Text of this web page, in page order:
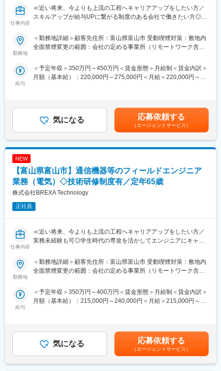
同業他社と比較をしても圧倒的なお取引社数を誇る当社。
当社独占のプロジェクトも多数あり、当社だからこそ挑戦できる
同業他社では希望する仕事があっても、会社の都合で挑戦できな
いという事も転職理由の1つです。
ザーが社内に働きかける事で希望する仕事への挑戦を後押ししま
す。
当社から配属の企業様については残業が多くなる企業様が少な
く、特別な取り組みをすることなく過度な残業が発生をしない状
況となっています。
また過度な残業は発生の場合は、案件担当の営業から法人顧客に
■スキルUPで給与もUP：
スキルを上げてより難易度の高いプロジェクトへ配属をされる事
で給与も上がる仕組みを取っています。
定性的な評価のみではなく、スキルを磨くことが給与UPに繋がる
エンジニアにとっては非常分かり易い制度です。
変更の範囲：会社の定める業務
仕事内容
≪近い将来、今よりも上流の工程へキャリアアップをしたい方／
スキルアップが給与UPに繋がる制度のある会社で働きたい方◎／
幅を広げたい方へ≫
せ致します。
【入社後まずお任せしたい業務】
・職場先輩に付いて業務フローを習得していただき、設備のハー
ドトラブル及びソフト修正等の改善業務に取り組んでいただきま
す。
一般工具
■当社だからこそ実現できるエンジニアとしての未来がある：
＜お取引社数3,900社＞
同業他社と比較をしても圧倒的なお取引社数を誇る当社。
当社独占のプロジェクトも多数あり、当社だからこそ挑戦できる
＜キャリアドック制度＞
同業他社では希望する仕事があっても、会社の都合で挑戦できな
ザーが社内に働きかける事で希望する仕事への挑戦を後押ししま
す。
す。
また過度な残業は発生の場合は、案件担当の営業から法人顧客に
対して、残業改善の是正対応も行っています。
勤務地
＜勤務地詳細＞顧客先住所：富山県富山市 受動喫煙対策：敷地内
全面禁煙変更の範囲：会社の定める事業所（リモートワーク含
給与
＜予定年収＞350万円～450万円＜賃金形態＞月給制＜賃金内訳＞
月額（基本給）：220,000円～275,000円＜月給＞220,000円～
年目 年収440～460万円8年目 年収550～570万円20年目 年
収1000万円超※金額はあくまでも目安です。賃金はあくまでも目
安の金額であり、選考を通じて上下する可能性があります。月給
(月額)は固定手当を含めた表記です。
気になる 応募依頼する
（エージェントサービス）
NEW
【富山県富山市】通信機器等のフィールドエンジニア
業務（電気）◇技術研修制度有／定年65歳
株式会社BREXA Technology
正社員
仕事内容
≪近い将来、今よりも上流の工程へキャリアアップをしたい方／
実務未経験も可◎学生時代の専攻を活かしてエンジニアにキャリ
きたい方／様々なプロジェクトへの参加を通してエンジニアとし
ての経験の幅を広げたい方へ≫
す。
ます。
・電波通信設備（無線通信、CCTV、防災無線など）の設置・配
線・設定
・電気設備（受変電、照明、UPSなど）の施工・試運転・点検
勤務地
＜勤務地詳細＞顧客先住所：富山県富山市 受動喫煙対策：敷地内
全面禁煙変更の範囲：会社の定める事業所（リモートワーク含
給与
＜予定年収＞350万円～400万円＜賃金形態＞月給制＜賃金内訳＞
月額（基本給）：215,000円～240,000円＜月給＞215,000円～
年目 年収440～460万円8年目 年収550～570万円20年目 年
収1000万円超※金額はあくまでも目安です。賃金はあくまでも目
安の金額であり、選考を通じて上下する可能性があります。月給
(月額)は固定手当を含めた表記です。
気になる 応募依頼する
（エージェントサービス）